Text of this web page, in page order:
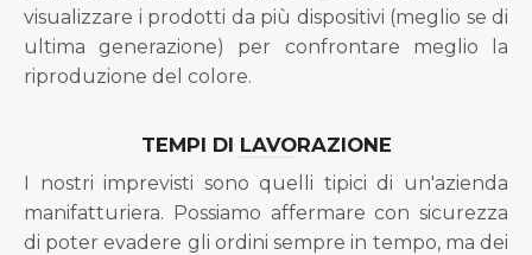
visualizzare i prodotti da più dispositivi (meglio se di
ultima generazione) per confrontare meglio la
riproduzione del colore.
TEMPI DI LAVORAZIONE
I nostri imprevisti sono quelli tipici di un'azienda
manifatturiera. Possiamo affermare con sicurezza
di poter evadere gli ordini sempre in tempo, ma dei